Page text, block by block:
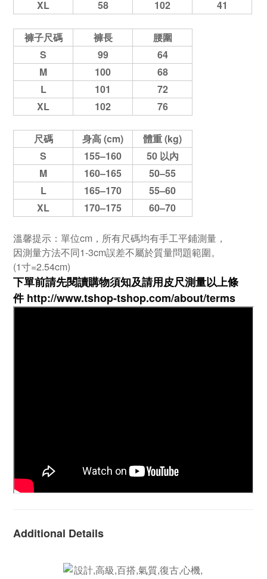
XL 58 102 41
褲子尺碼 褲長
腰圍
S
99
64
M
100
68
L
101
72
XL
102 76
尺碼 身高 (cm)
體重 (kg)
S
155–160
50 以內
M
160–165
50–55
L
165–170
55–60
XL
170–175 60–70
溫馨提示：單位cm，所有尺碼均有手工平鋪測量，
因測量方法不同1-3cm誤差不屬於質量問題範圍。
(1寸=2.54cm)
下單前請先閱讀購物須知及請用皮尺測量以上條
件 http://www.tshop-tshop.com/about/terms
Additional Details